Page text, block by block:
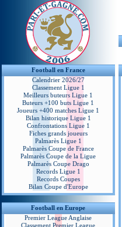
Football en France
Calendrier 2026/27
Classement Ligue 1
Meilleurs buteurs Ligue 1
Buteurs +100 buts Ligue 1
Joueurs +400 matches Ligue 1
Bilan historique Ligue 1
Confrontations Ligue 1
Fiches grands joueurs
Palmarès Ligue 1
Palmarès Coupe de France
Palmarès Coupe de la Ligue
Palmarès Coupe Drago
Records Ligue 1
Records Coupes
Bilan Coupe d'Europe
Football en Europe
Premier League Anglaise
Classement Premier League